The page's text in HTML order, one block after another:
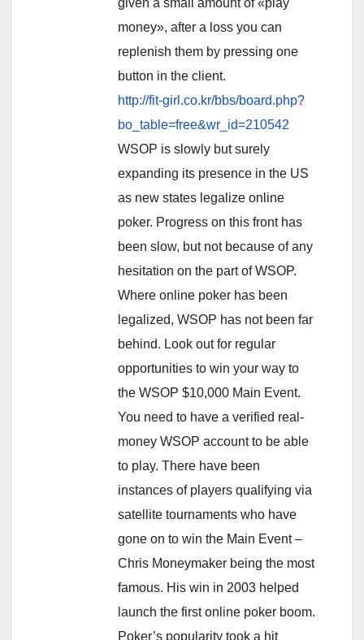
money», after a loss you can
replenish them by pressing one
button in the client.
http://fit-girl.co.kr/bbs/board.php?
bo_table=free&wr_id=210542
WSOP is slowly but surely
expanding its presence in the US
as new states legalize online
poker. Progress on this front has
been slow, but not because of any
hesitation on the part of WSOP.
Where online poker has been
legalized, WSOP has not been far
behind. Look out for regular
opportunities to win your way to
the WSOP $10,000 Main Event.
You need to have a verified real-
money WSOP account to be able
to play. There have been
instances of players qualifying via
satellite tournaments who have
gone on to win the Main Event –
Chris Moneymaker being the most
famous. His win in 2003 helped
launch the first online poker boom.
Poker’s popularity took a hit